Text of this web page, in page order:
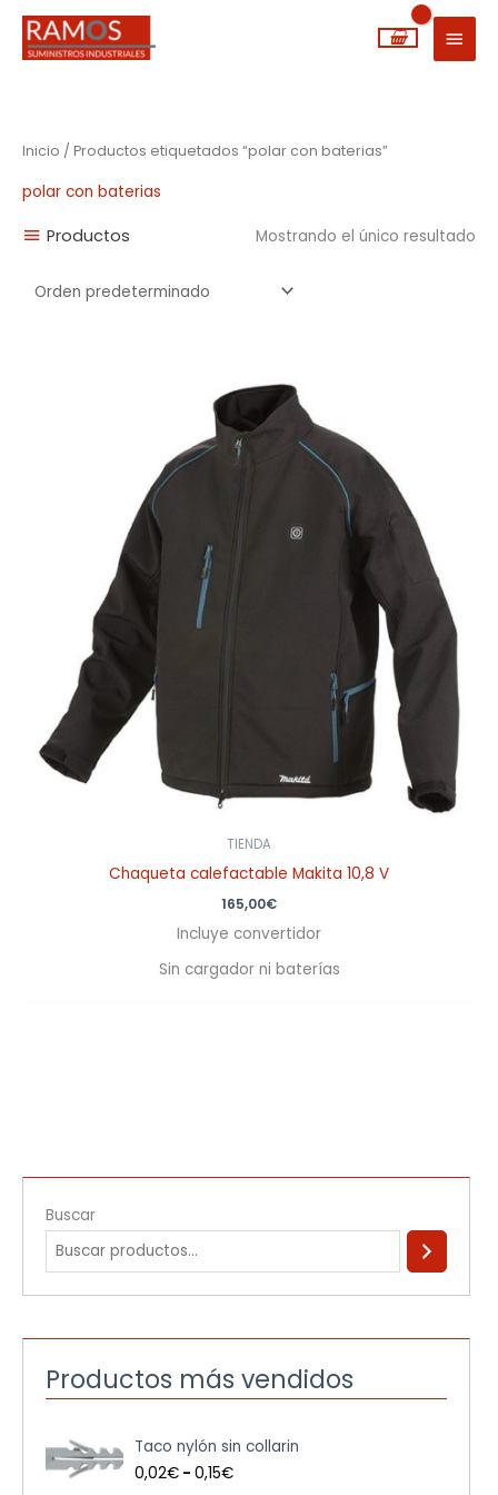
MENÚ
Buscar
Productos más vendidos
Taco nylón sin collarin
0,02€ - 0,15€
a
n
Inicio / Productos etiquetados “polar con baterias”
polar con baterias
Productos Mostrando el único resultado
TIENDA
Chaqueta calefactable Makita 10,8 V
165,00€
Incluye convertidor
Sin cargador ni baterías